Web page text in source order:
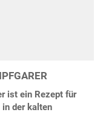
ist ein Rezept für
in der kalten